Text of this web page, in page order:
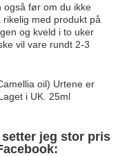
også før om du ikke
med produkt på
og kveld i to uker
vil vare rundt 2-3
oil) Urtene er
i UK. 25ml
jeg stor pris